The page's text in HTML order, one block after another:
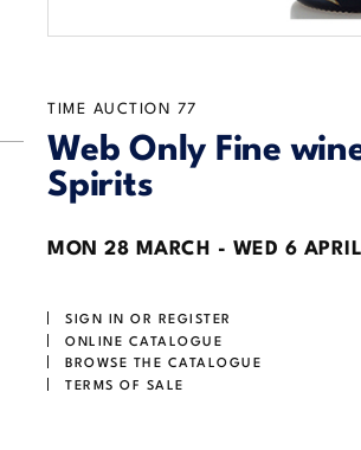
TIME AUCTION 77
Web Only Fine
Spirits
MON 28 MARCH - WED 6
SIGN IN OR REGISTER
ONLINE CATALOGUE
BROWSE THE CATALOGUE
TERMS OF SALE